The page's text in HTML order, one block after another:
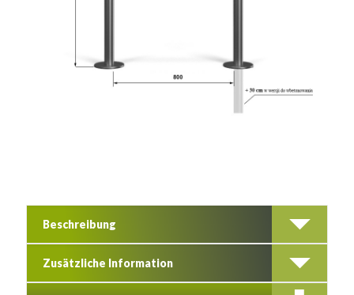
Beschreibung
Zusätzliche Information